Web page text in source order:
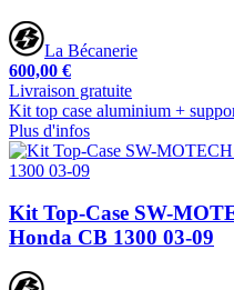
La Bécanerie
600,00 €
Livraison gratuite
Kit top case aluminium +
Plus d'infos
Kit Top-Case SW-
Honda CB 1300 03-09